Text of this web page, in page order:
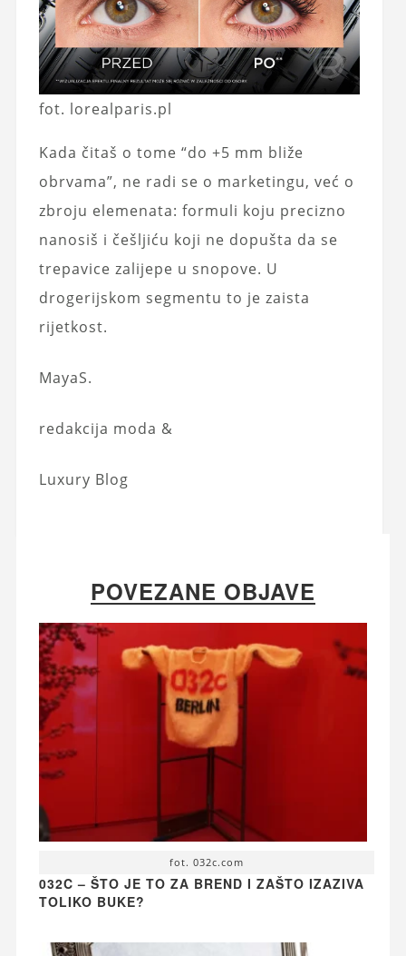
fot. lorealparis.pl
Kada čitaš o tome “do +5 mm bliže
obrvama”, ne radi se o marketingu, već o
zbroju elemenata: formuli koju precizno
nanosiš i češljiću koji ne dopušta da se
trepavice zalijepe u snopove. U
drogerijskom segmentu to je zaista
rijetkost.
MayaS.
redakcija moda &
Luxury Blog
POVEZANE OBJAVE
fot. 032c.com
032C – ŠTO JE TO ZA BREND I ZAŠTO IZAZIVA
TOLIKO BUKE?